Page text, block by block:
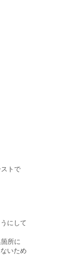
トで
にして
所に
いため